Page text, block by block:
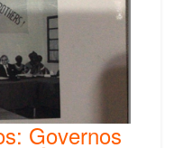
Governos